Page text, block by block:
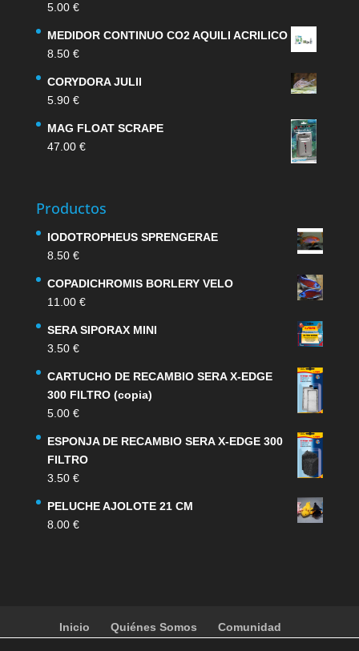
5.00 €
MEDIDOR CONTINUO CO2 AQUILI ACRILICO
8.50 €
CORYDORA JULII
5.90 €
MAG FLOAT SCRAPE
47.00 €
Productos
IODOTROPHEUS SPRENGERAE
8.50 €
COPADICHROMIS BORLERY VELO
11.00 €
SERA SIPORAX MINI
3.50 €
CARTUCHO DE RECAMBIO SERA X-EDGE
300 FILTRO (copia)
5.00 €
ESPONJA DE RECAMBIO SERA X-EDGE 300
FILTRO
3.50 €
PELUCHE AJOLOTE 21 CM
8.00 €
Inicio Quiénes Somos
Comunidad